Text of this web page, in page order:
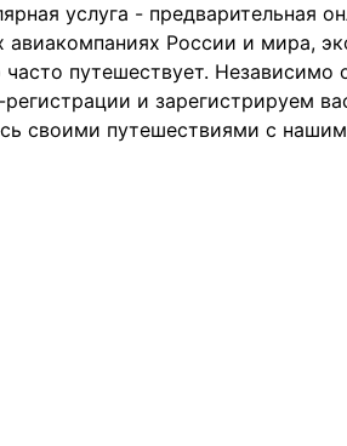
услуга - предварительная
России и мира,
путешествует. Независимо
и зарегистрируем
своими путешествиями с нашим